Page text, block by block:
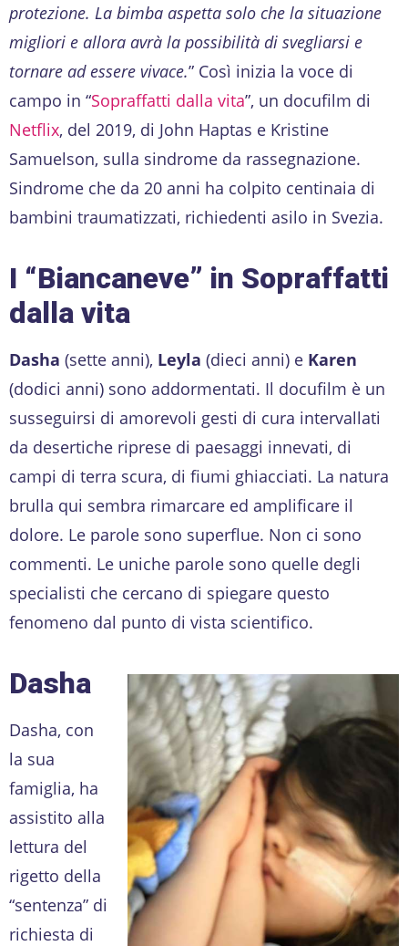
protezione. La bimba aspetta solo che la situazione
migliori e allora avrà la possibilità di svegliarsi e
tornare ad essere vivace.” Così inizia la voce di
campo in “Sopraffatti dalla vita”, un docufilm di
Netflix, del 2019, di John Haptas e Kristine
Samuelson, sulla sindrome da rassegnazione.
Sindrome che da 20 anni ha colpito centinaia di
bambini traumatizzati, richiedenti asilo in Svezia.
I “Biancaneve” in Sopraffatti
dalla vita
Dasha (sette anni), Leyla (dieci anni) e Karen
(dodici anni) sono addormentati. Il docufilm è un
susseguirsi di amorevoli gesti di cura intervallati
da desertiche riprese di paesaggi innevati, di
campi di terra scura, di fiumi ghiacciati. La natura
brulla qui sembra rimarcare ed amplificare il
dolore. Le parole sono superflue. Non ci sono
commenti. Le uniche parole sono quelle degli
specialisti che cercano di spiegare questo
fenomeno dal punto di vista scientifico.
Dasha
Dasha, con
la sua
famiglia, ha
assistito alla
lettura del
rigetto della
“sentenza” di
richiesta di